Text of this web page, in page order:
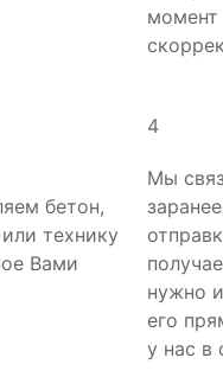
бетон,
технику
Вами
4
Мы
нужно
его
у нас в